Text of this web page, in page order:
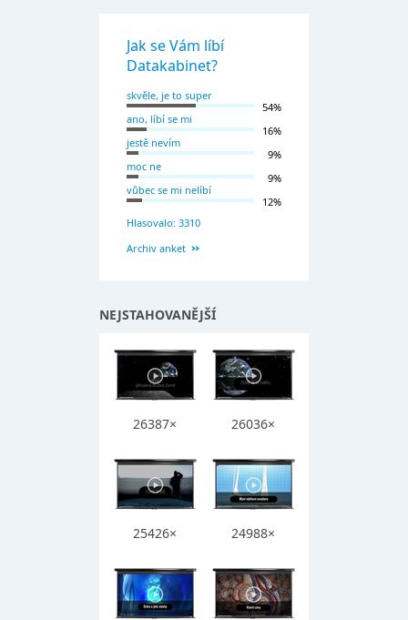
Jak se Vám líbí
Datakabinet?
skvěle, je to super
54%
ano, líbí se mi
16%
jestě nevím
9%
moc ne
9%
vůbec se mi nelíbí
12%
Hlasovalo: 3310
Archiv anket
NEJSTAHOVANĚJŠÍ
26387× 26036×
25426× 24988×